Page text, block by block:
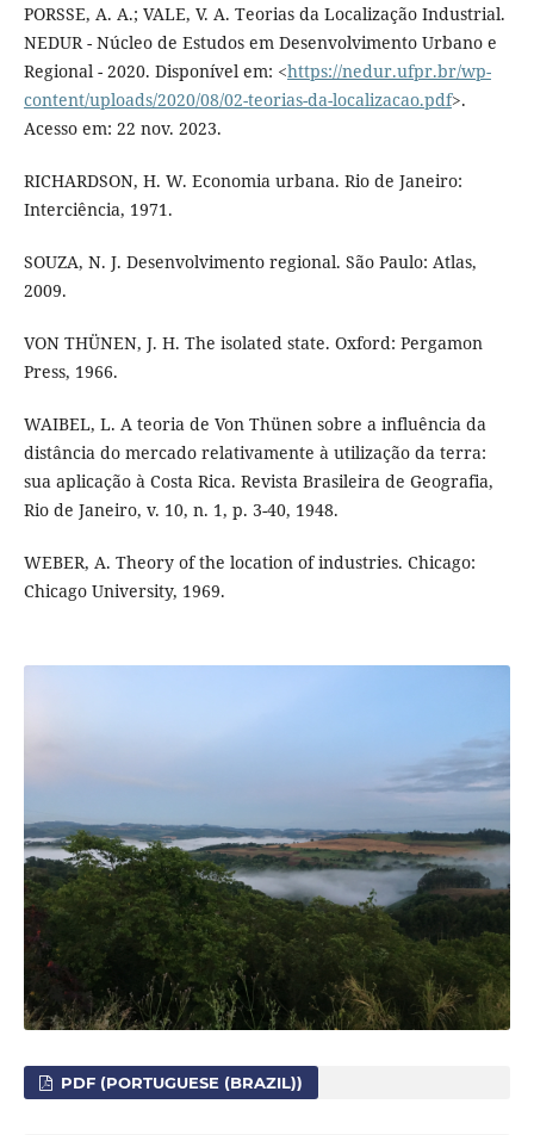
PORSSE, A. A.; VALE, V. A. Teorias da Localização Industrial.
NEDUR - Núcleo de Estudos em Desenvolvimento Urbano e
Regional - 2020. Disponível em: <https://nedur.ufpr.br/wp-
content/uploads/2020/08/02-teorias-da-localizacao.pdf>.
Acesso em: 22 nov. 2023.
RICHARDSON, H. W. Economia urbana. Rio de Janeiro:
Interciência, 1971.
SOUZA, N. J. Desenvolvimento regional. São Paulo: Atlas,
2009.
VON THÜNEN, J. H. The isolated state. Oxford: Pergamon
Press, 1966.
WAIBEL, L. A teoria de Von Thünen sobre a influência da
distância do mercado relativamente à utilização da terra:
sua aplicação à Costa Rica. Revista Brasileira de Geografia,
Rio de Janeiro, v. 10, n. 1, p. 3-40, 1948.
WEBER, A. Theory of the location of industries. Chicago:
Chicago University, 1969.
PDF (PORTUGUESE (BRAZIL))